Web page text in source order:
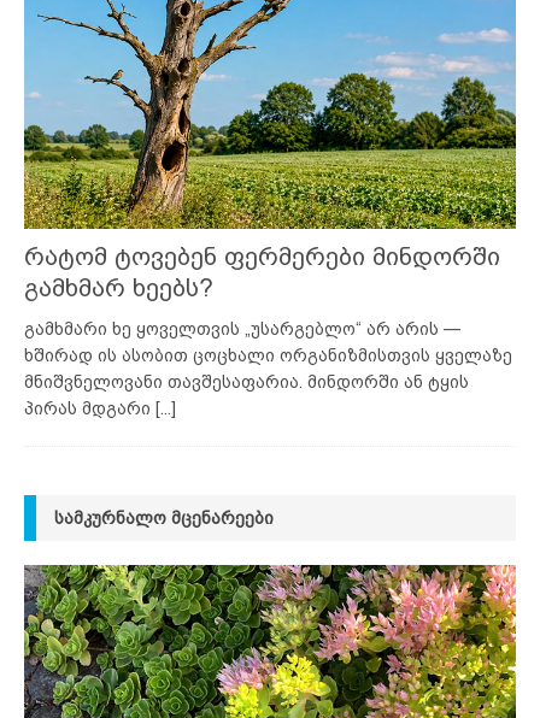
რატომ ტოვებენ ფერმერები მინდორში
გამხმარ ხეებს?
გამხმარი ხე ყოველთვის „უსარგებლო“ არ არის —
ხშირად ის ასობით ცოცხალი ორგანიზმისთვის ყველაზე
მნიშვნელოვანი თავშესაფარია. მინდორში ან ტყის
პირას მდგარი [...]
ᲡᲐᲛᲙᲣᲠᲜᲐᲚᲝ ᲛᲪᲔᲜᲐᲠᲔᲔᲑᲘ